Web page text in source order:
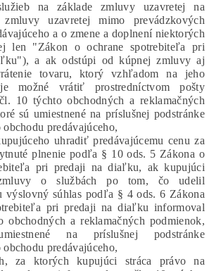
na základe zmluvy uzavretej na
uzavretej mimo prevádzkových
a o zmene a doplnení niektorých
len "Zákon o ochrane spotrebiteľa pri
a ak odstúpi od kúpnej zmluvy aj
tovaru, ktorý vzhľadom na jeho
možné vrátiť prostredníctvom pošty
10 týchto obchodných a reklamačných
sú umiestnené na príslušnej podstránke
predávajúceho,
uhradiť predávajúcemu cenu za
plnenie podľa § 10 ods. 5 Zákona o
pri predaji na diaľku, ak kupujúci
o službách po tom, čo udelil
výslovný súhlas podľa § 4 ods. 6 Zákona
pri predaji na diaľku informoval
a reklamačných podmienok,
na príslušnej podstránke
predávajúceho,
za ktorých kupujúci stráca právo na